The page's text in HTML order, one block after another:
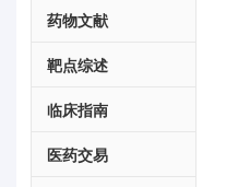
药物文献
靶点综述
临床指南
医药交易